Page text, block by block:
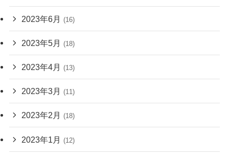
2023年6月 (16)
2023年5月 (18)
2023年4月 (13)
2023年3月 (11)
2023年2月 (18)
2023年1月 (12)